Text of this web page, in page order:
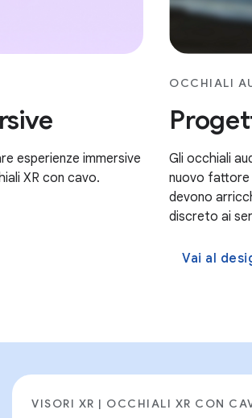
esperienze immersive
XR con cavo.
OCCHIALI
Gli occhiali
nuovo fattore
devono
discreto ai
Vai al
VISORI XR | OCCHIALI XR CON